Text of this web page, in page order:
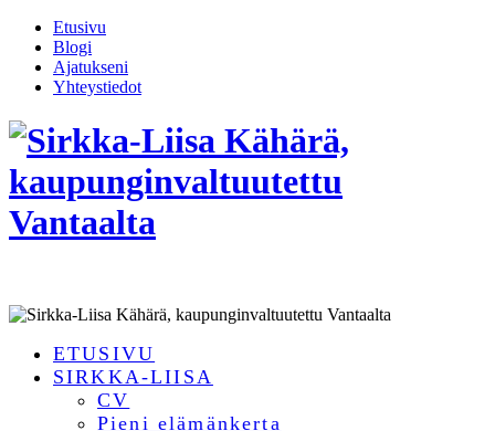
Etusivu
Blogi
Ajatukseni
Yhteystiedot
ETUSIVU
SIRKKA-LIISA
CV
Pieni elämänkerta